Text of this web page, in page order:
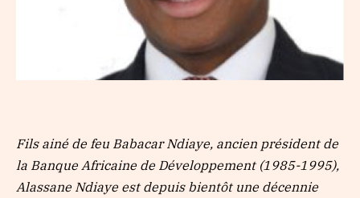
Fils ainé de feu Babacar Ndiaye, ancien président de
la Banque Africaine de Développement (1985-1995),
Alassane Ndiaye est depuis bientôt une décennie